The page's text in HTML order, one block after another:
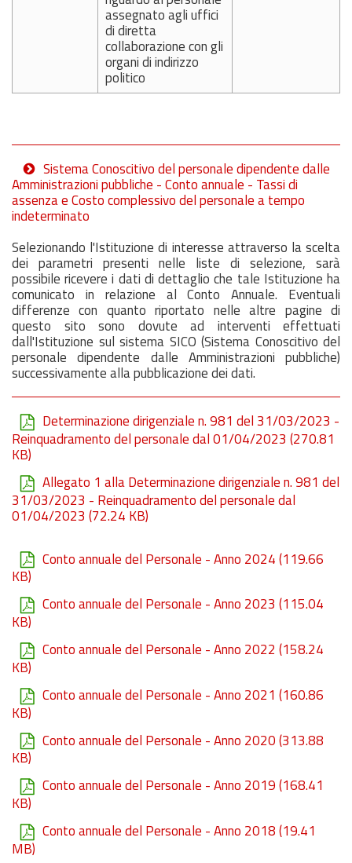
assegnato agli uffici
di diretta
collaborazione con gli
organi di indirizzo
politico
Sistema Conoscitivo del personale dipendente dalle
Amministrazioni pubbliche - Conto annuale - Tassi di
assenza e Costo complessivo del personale a tempo
indeterminato
Selezionando l'Istituzione di interesse attraverso la scelta
dei parametri presenti nelle liste di selezione, sarà
possibile ricevere i dati di dettaglio che tale Istituzione ha
comunicato in relazione al Conto Annuale. Eventuali
differenze con quanto riportato nelle altre pagine di
questo sito sono dovute ad interventi effettuati
dall'Istituzione sul sistema SICO (Sistema Conoscitivo del
personale dipendente dalle Amministrazioni pubbliche)
successivamente alla pubblicazione dei dati.
Determinazione dirigenziale n. 981 del 31/03/2023 -
Reinquadramento del personale dal 01/04/2023 (270.81
KB)
Allegato 1 alla Determinazione dirigenziale n. 981 del
31/03/2023 - Reinquadramento del personale dal
01/04/2023 (72.24 KB)
Conto annuale del Personale - Anno 2024(119.66
KB)
Conto annuale del Personale - Anno 2023 (115.04
KB)
Conto annuale del Personale - Anno 2022 (158.24
KB)
Conto annuale del Personale - Anno 2021 (160.86
KB)
Conto annuale del Personale - Anno 2020(313.88
KB)
Conto annuale del Personale - Anno 2019(168.41
KB)
Conto annuale del Personale - Anno 2018(19.41
MB)